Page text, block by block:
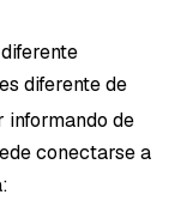
diferente de
informando de
conectarse a